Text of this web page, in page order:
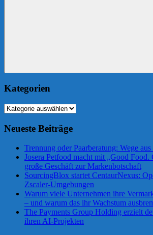
Suchen
Kategorien
Kategorien
Neueste Beiträge
Trennung oder Paarberatung: Wege
Josera Petfood macht mit „Good Food.
große Geschäft zur Markenbotschaft
SourcingBlox startet CentaurNexus:
Zscaler-Umgebungen
Warum viele Unternehmen ihre
– und warum das ihr Wachstum
The Payments Group Holding erzielt
ihren AI-Projekten